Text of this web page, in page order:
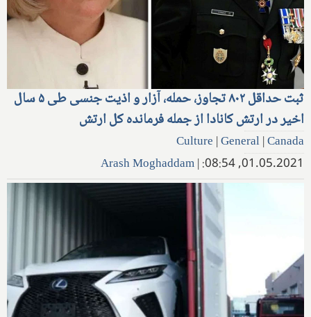
ثبت حداقل ۸۰۲ تجاوز، حمله، آزار و اذیت جنسی طی ۵ سال
اخیر در ارتش کانادا از جمله فرمانده کل ارتش
Culture |General|Canada
01.05.2021, 08:54:
|
Arash Moghaddam